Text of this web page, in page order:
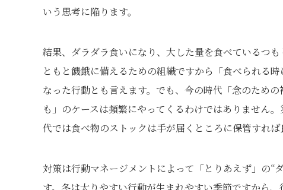
いう思考に陥ります。
結果、ダラダラ食いになり、大した量を食べているつ
ともと饑餓に備えるための組織ですから「食べられる
なった行動とも言えます。でも、今の時代「念のため
も」のケースは頻繁にやってくるわけではありません
代では食べ物のストックは手が届くところに保管すれ
対策は行動マネージメントによって「とりあえず」の“